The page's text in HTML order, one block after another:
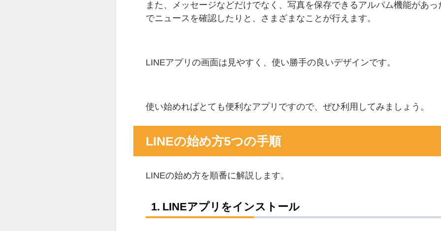
また、メッセージなどだけでなく、写真を保存できるアルバム機能があ
でニュースを確認したりと、さまざまなことが行えます。
LINEアプリの画面は見やすく、使い勝手の良いデザインです。
使い始めればとても便利なアプリですので、ぜひ利用してみましょう。
LINEの始め方5つの手順
LINEの始め方を順番に解説します。
1. LINEアプリをインストール